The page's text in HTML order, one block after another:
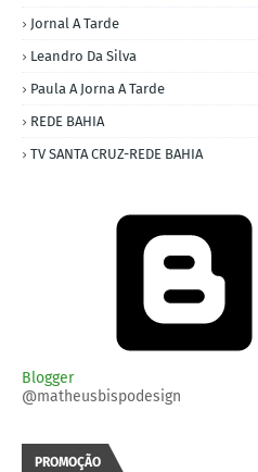
Jornal A Tarde
Leandro Da Silva
Paula A Jorna A Tarde
REDE BAHIA
TV SANTA CRUZ-REDE BAHIA
Blogger
@matheusbispodesign
PROMOÇÃO